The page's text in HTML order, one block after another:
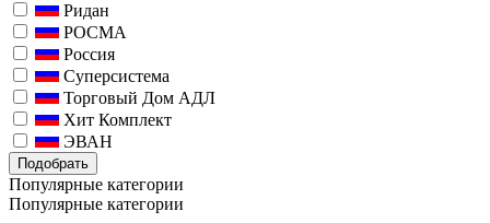
Ридан
РОСМА
Россия
Суперсистема
Торговый Дом АДЛ
Хит Комплект
ЭВАН
Подобрать
Популярные категории
Популярные категории